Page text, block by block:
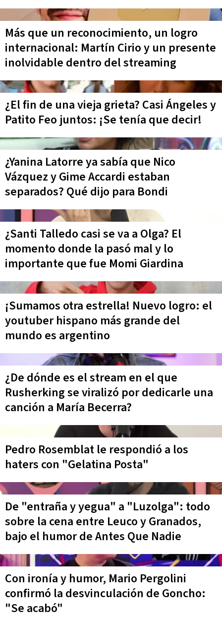
Más que un reconocimiento, un logro
internacional: Martín Cirio y un presente
inolvidable dentro del streaming
¿El fin de una vieja grieta? Casi Ángeles y
Patito Feo juntos: ¡Se tenía que decir!
¿Yanina Latorre ya sabía que Nico
Vázquez y Gime Accardi estaban
separados? Qué dijo para Bondi
¿Santi Talledo casi se va a Olga? El
momento donde la pasó mal y lo
importante que fue Momi Giardina
¡Sumamos otra estrella! Nuevo logro: el
youtuber hispano más grande del
mundo es argentino
¿De dónde es el stream en el que
Rusherking se viralizó por dedicarle una
canción a María Becerra?
Pedro Rosemblat le respondió a los
haters con "Gelatina Posta"
De "entraña y yegua" a "Luzolga": todo
sobre la cena entre Leuco y Granados,
bajo el humor de Antes Que Nadie
Con ironía y humor, Mario Pergolini
confirmó la desvinculación de Goncho:
"Se acabó"